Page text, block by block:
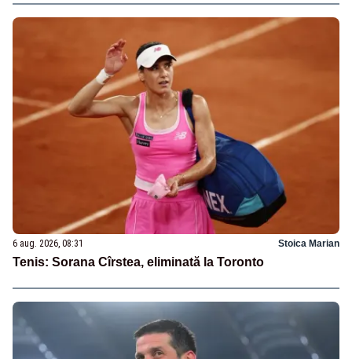
6 aug. 2026, 08:31 Stoica Marian
Tenis: Sorana Cîrstea, eliminată la Toronto